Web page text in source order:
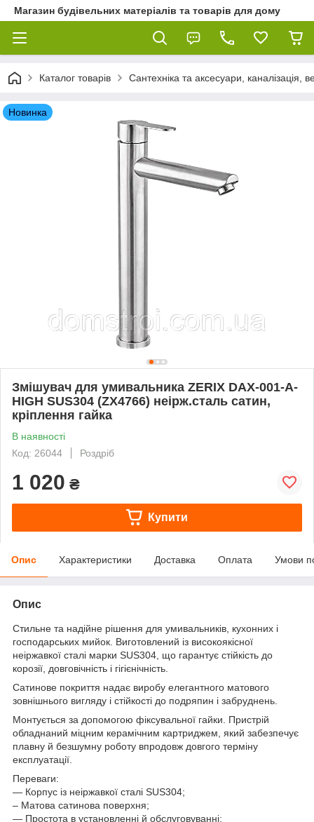
Магазин будівельних матеріалів та товарів для дому
Каталог товарів Сантехніка та аксесуари, каналізація,
Новинка
Змішувач для умивальника ZERIX DAX-001-A-
HIGH SUS304 (ZX4766) неірж.сталь сатин,
кріплення гайка
В наявності
Код: 26044
Роздріб
1 020 ₴
Купити
Опис Характеристики Доставка Оплата Умови
Опис
Стильне та надійне рішення для умивальників, кухонних і
господарських мийок. Виготовлений із високоякісної
неіржавкої сталі марки SUS304, що гарантує стійкість до
корозії, довговічність і гігієнічність.
Сатинове покриття надає виробу елегантного матового
зовнішнього вигляду і стійкості до подряпин і забруднень.
Монтується за допомогою фіксувальної гайки. Пристрій
обладнаний міцним керамічним картриджем, який забезпечує
плавну й безшумну роботу впродовж довгого терміну
експлуатації.
Переваги:
— Корпус із неіржавкої сталі SUS304;
– Матова сатинова поверхня;
— Простота в установленні й обслуговуванні;